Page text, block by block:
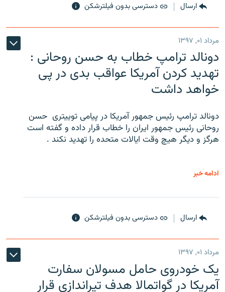
ارسال دسترسی بدون فیلترشکن
مرداد ۰۱, ۱۳۹۷
دونالد ترامپ خطاب به حسن روحانی :
تهدید کردن آمریکا عواقب بدی در پی
خواهد داشت
دونالد ترامپ رئیس جمهور آمریکا در پیامی توییتری ‌ حسن
روحانی رئیس جمهور ایران را خطاب قرار داده و گفته است
هرگز و دیگر هیچ وقت ایالات متحده را تهدید نکند .
ادامه خبر
ارسال دسترسی بدون فیلترشکن
مرداد ۰۱, ۱۳۹۷
یک خودروی حامل مسولان سفارت
آمریکا در گواتمالا هدف تیراندازی قرار